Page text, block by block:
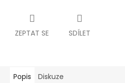
ZEPTAT SE SDÍLET
Popis Diskuze